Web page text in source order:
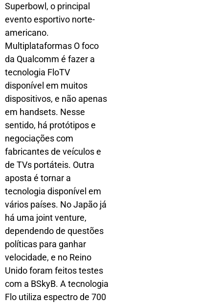
Superbowl, o principal
evento esportivo norte-
americano.
Multiplataformas O foco
da Qualcomm é fazer a
tecnologia FloTV
disponível em muitos
dispositivos, e não apenas
em handsets. Nesse
sentido, há protótipos e
negociações com
fabricantes de veículos e
de TVs portáteis. Outra
aposta é tornar a
tecnologia disponível em
vários países. No Japão já
há uma joint venture,
dependendo de questões
políticas para ganhar
velocidade, e no Reino
Unido foram feitos testes
com a BSkyB. A tecnologia
Flo utiliza espectro de 700